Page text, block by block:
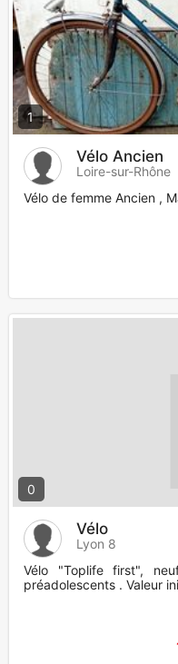
1
Vélo Ancien
Loire-sur-Rhône
Vélo de femme Ancien ,
0
Vélo
Lyon 8
Vélo "Toplife first",
préadolescents . Valeur